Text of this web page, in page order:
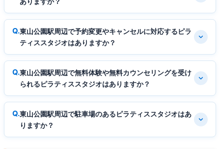
東山公園駅周辺で予約変更やキャンセルに対応するピラ
ティススタジオはありますか？
東山公園駅周辺で無料体験や無料カウンセリングを受け
られるピラティススタジオはありますか？
東山公園駅周辺で駐車場のあるピラティススタジオはあ
りますか？